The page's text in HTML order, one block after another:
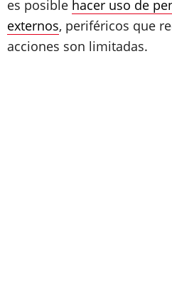
es posible hacer uso de
externos, periféricos que
acciones son limitadas.